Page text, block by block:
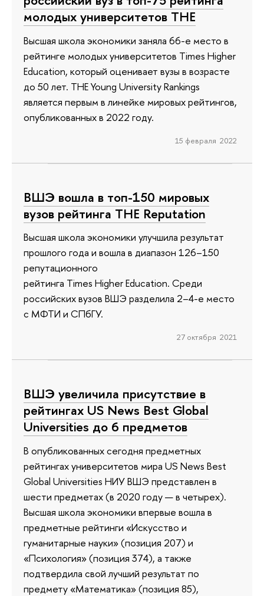
молодых университетов ТНЕ
Высшая школа экономики заняла 66-е место в
рейтинге молодых университетов Times Higher
Education, который оценивает вузы в возрасте
до 50 лет. THE Young University Rankings
является первым в линейке мировых рейтингов,
опубликованных в 2022 году.
15 февраля 2022
ВШЭ вошла в топ-150 мировых
вузов рейтинга THE Reputation
Высшая школа экономики улучшила результат
прошлого года и вошла в диапазон 126–150
репутационного
рейтинга Times Higher Education. Среди
российских вузов ВШЭ разделила 2–4-е место
с МФТИ и СПбГУ.
27 октября 2021
ВШЭ увеличила присутствие в
рейтингах US News Best Global
Universities до 6 предметов
В опубликованных сегодня предметных
рейтингах университетов мира US News Best
Global Universities НИУ ВШЭ представлен в
шести предметах (в 2020 году — в четырех).
Высшая школа экономики впервые вошла в
предметные рейтинги «Искусство и
гуманитарные науки» (позиция 207) и
«Психология» (позиция 374), а также
подтвердила свой лучший результат по
предмету «Математика» (позиция 85),